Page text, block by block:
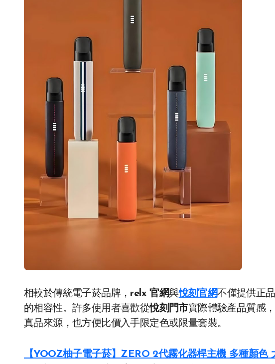
相較於傳統電子菸品牌， relx 官網與悅刻官網不僅提供正
的相容性。許多使用者喜歡從悅刻門市實際體驗產品質感
真品來源，也方便比價入手限定色或限量套裝。
【YOOZ柚子電子菸】ZERO 2代霧化器桿主機 多種顏色